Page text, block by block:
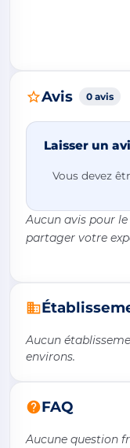
Avis 0 avis
Laisser un
Vous devez
Aucun avis pour
partager votre
Aucun
environs.
FAQ
Aucune question